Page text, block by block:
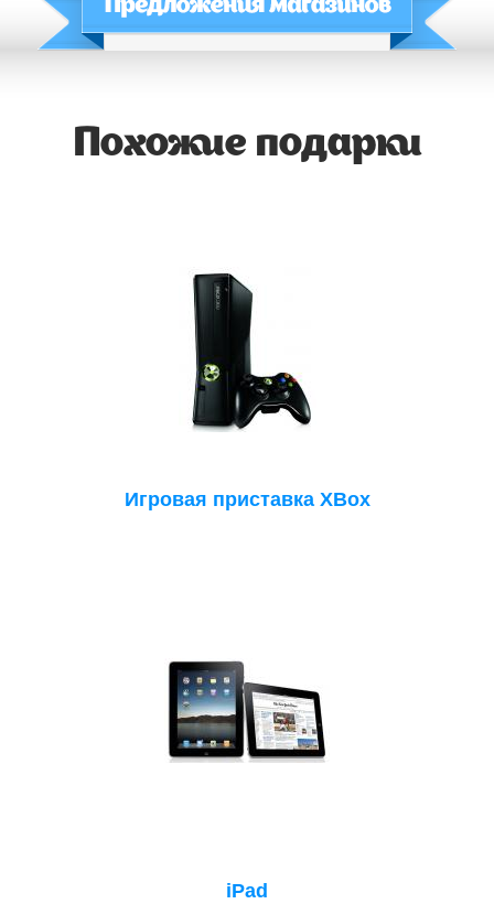
Похожие подарки
Игровая приставка XBox
iPad